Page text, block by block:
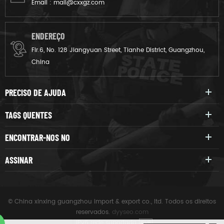
Email : mail@cxxgz.com
ENDEREÇO
Flr.6, No. 128 Jiangyuan Street, Tianhe District, Guangzhou,
China
PRECISO DE AJUDA
TAGS QUENTES
ENCONTRAR-NOS NO
ASSINAR
© China xinxing guangzhou import & export co., ltd. Todos os direitos
reservados. dyyseo.com